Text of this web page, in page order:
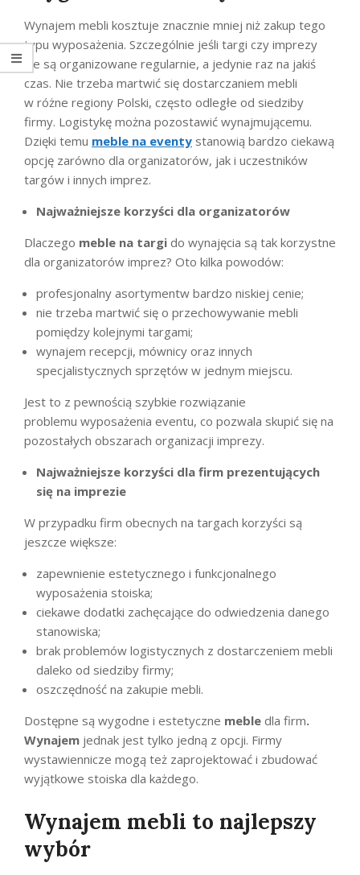
Wynajem mebli kosztuje znacznie mniej niż zakup tego
typu wyposażenia. Szczególnie jeśli targi czy imprezy
nie są organizowane regularnie, a jedynie raz na jakiś
czas. Nie trzeba martwić się dostarczaniem mebli
w różne regiony Polski, często odległe od siedziby
firmy. Logistykę można pozostawić wynajmującemu.
Dzięki temu meble na eventy stanowią bardzo ciekawą
opcję zarówno dla organizatorów, jak i uczestników
targów i innych imprez.
Najważniejsze korzyści dla organizatorów
Dlaczego meble na targi do wynajęcia są tak korzystne
dla organizatorów imprez? Oto kilka powodów:
profesjonalny asortymentw bardzo niskiej cenie;
nie trzeba martwić się o przechowywanie mebli
pomiędzy kolejnymi targami;
wynajem recepcji, mównicy oraz innych
specjalistycznych sprzętów w jednym miejscu.
Jest to z pewnością szybkie rozwiązanie
problemu wyposażenia eventu, co pozwala skupić się na
pozostałych obszarach organizacji imprezy.
Najważniejsze korzyści dla firm prezentujących
się na imprezie
W przypadku firm obecnych na targach korzyści są
jeszcze większe:
zapewnienie estetycznego i funkcjonalnego
wyposażenia stoiska;
ciekawe dodatki zachęcające do odwiedzenia danego
stanowiska;
brak problemów logistycznych z dostarczeniem mebli
daleko od siedziby firmy;
oszczędność na zakupie mebli.
Dostępne są wygodne i estetyczne meble dla firm.
Wynajem jednak jest tylko jedną z opcji. Firmy
wystawiennicze mogą też zaprojektować i zbudować
wyjątkowe stoiska dla każdego.
Wynajem mebli to najlepszy
wybór